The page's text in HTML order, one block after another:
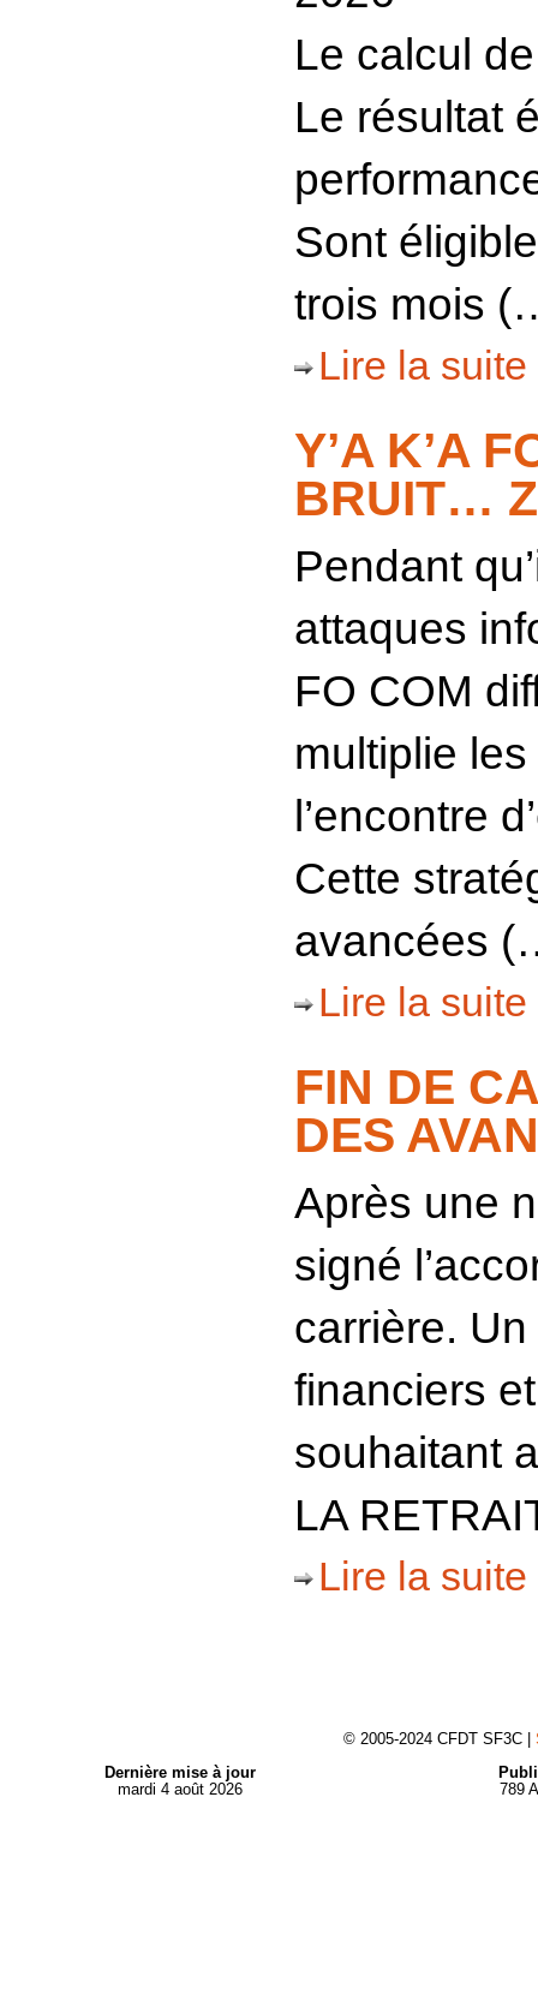
Le calcul
Le résultat
Sont
trois mois
Lire la suite
Y’A K’A
BRUIT…
Pendant
attaques
FO COM
multiplie
l’encontre
Cette
avancées
Lire la suite
FIN DE
DES
Après une
signé
carrière.
financiers
souhaitant
LA
Lire la suite
© 2005-2024 CFDT SF3C |
Dernière mise à jour
mardi 4 août 2026
789